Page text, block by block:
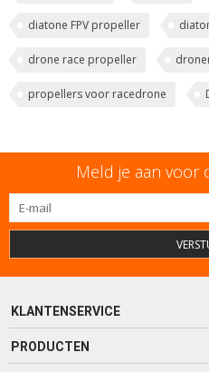
diatone FPV propeller
drone race propeller
propellers voor racedrone
Meld je aan voor
KLANTENSERVICE
PRODUCTEN